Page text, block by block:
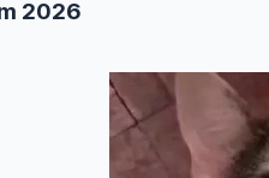
2026